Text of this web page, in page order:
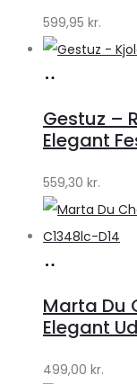
599,95 kr.
Lykke
by
Lykke
Gestuz –
Elegant
559,30 kr.
Marta Du
Elegant
499,00 kr.